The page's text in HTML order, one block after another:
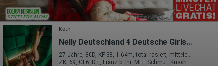
Köln
Nelly Deutschland 4 Deutsche Girls (18+)
27 Jahre, 80D, KF 38, 1.64m, total rasiert, mitteleuropäisch
ZK, 69, GF6, DT, Franz b. Ihr, MFF, Schmu., Kuscheln